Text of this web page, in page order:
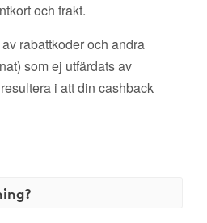
och frakt.
rabattkoder och andra
som ej utfärdats av
i att din cashback